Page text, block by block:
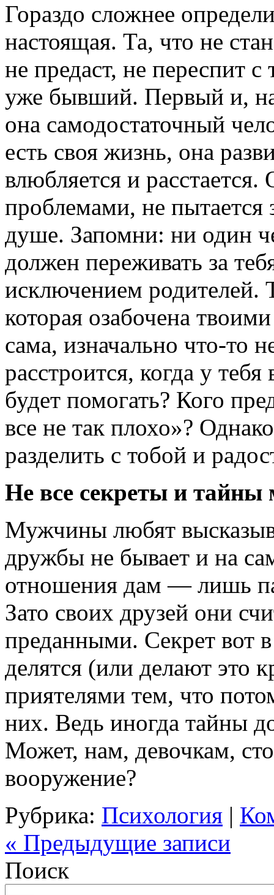
Гораздо сложнее
настоящая. Та, что не
не предаст, не переспит
уже бывший. Первый и,
она самодостаточный
есть своя жизнь, она
влюбляется и
проблемами, не пытается
душе. Запомни: ни один
должен переживать за
исключением родителей.
которая озабочена
сама, изначально что-то
расстроится, когда у
будет помогать? Кого
все не так плохо»?
разделить с тобой и
Не все секреты и тайны
Мужчины любят
дружбы не бывает и на
отношения дам — лишь
Зато своих друзей они
преданными. Секрет вот
делятся (или делают это
приятелями тем, что
них. Ведь иногда тайны
Может, нам, девочкам,
вооружение?
Рубрика: Психология |
« Предыдущие записи
Поиск